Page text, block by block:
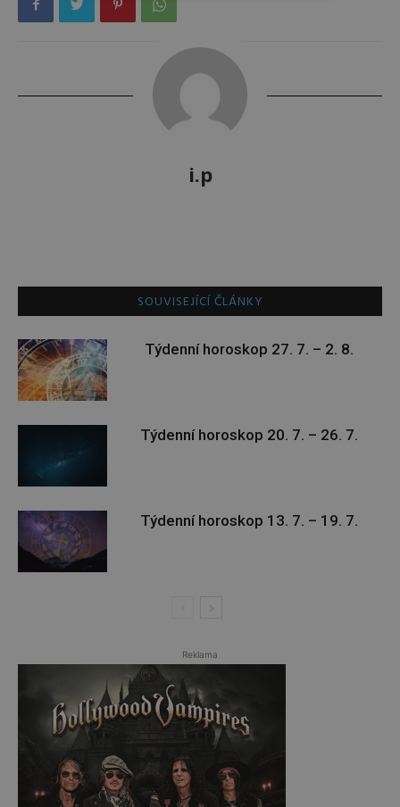
i.p
SOUVISEJÍCÍ ČLÁNKY
Týdenní horoskop 27. 7. – 2. 8.
Týdenní horoskop 20. 7. – 26. 7.
Týdenní horoskop 13. 7. – 19. 7.
Reklama